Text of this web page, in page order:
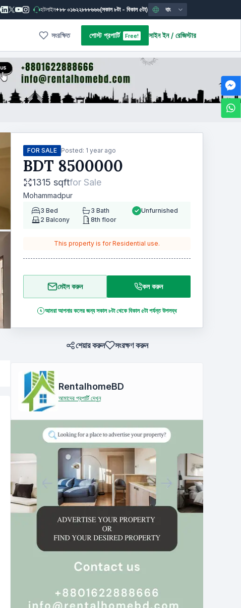
হটলাইন+৮৮ ০১৬২২৮৮৮৬৬৬(সকাল ৮টা - বিকাল ৫টা) বাং
সংরক্ষিত পোস্ট প্রপার্টি Free! সাইন ইন / রেজিস্টার
FOR SALE Posted: 1 year ago
BDT 8500000
1315 sqftfor Sale
Mohammadpur
3 Bed 3 Bath
2 Balcony 8th floor
Unfurnished
This property is for Residential use.
মেইল করুন কল করুন
আমরা আপনার কলের জন্য সকাল ৮টা থেকে বিকাল ৫টা পর্যন্ত উপলব্ধ
শেয়ার করুন সংরক্ষণ করুন
RentalhomeBD
আমাদের প্রপার্টি দেখুন